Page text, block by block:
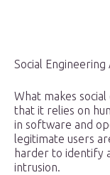
Social
What makes
that it relies on
in software and
legitimate users
harder to identify
intrusion.